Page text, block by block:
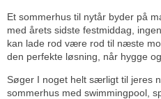
Et sommerhus til nytår byder på
med årets sidste festmiddag,
kan lade rod være rod til næste
den perfekte løsning, når hygge
Søger I noget helt særligt til jeres
sommerhus med swimmingpool,